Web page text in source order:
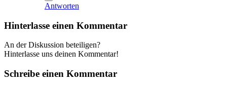
Antworten
Hinterlasse einen Kommentar
An der Diskussion beteiligen?
Hinterlasse uns deinen Kommentar!
Schreibe einen Kommentar